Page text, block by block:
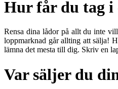
Hur får du tag i
Rensa dina lådor på allt du inte
loppmarknad går allting att sälja!
lämna det mesta till dig. Skriv en
Var säljer du